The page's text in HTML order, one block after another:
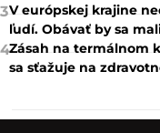
3V európskej krajine
ľudí. Obávať by sa
4Zásah na termálnom
sa sťažuje na